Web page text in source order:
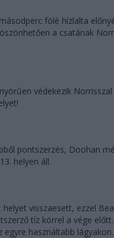
fölé hízlalta
a csatának
védekezik
pontszerzés, Doohan
helyen áll.
helyet visszaesett, ezzel
tíz körrel a vége
egyre használtabb lágyakon.